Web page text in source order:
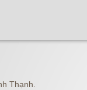
Thạnh.